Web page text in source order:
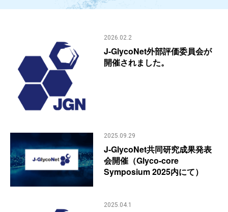
2026.02.2
J-GlycoNet外部評価委員会が
開催されました。
2025.09.29
J-GlycoNet共同研究成果発表
会開催（Glyco-core
Symposium 2025内にて）
2025.04.1